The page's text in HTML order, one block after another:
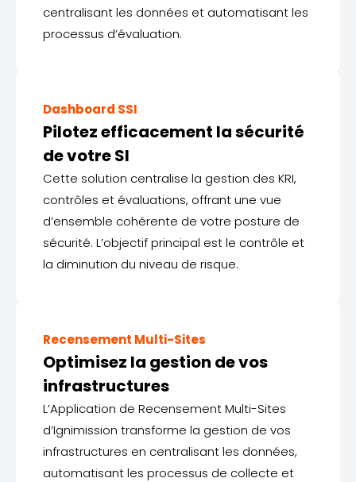
centralisant les données et automatisant les
processus d’évaluation.
Dashboard SSI
Pilotez efficacement la sécurité
de votre SI
Cette solution centralise la gestion des KRI,
contrôles et évaluations, offrant une vue
d’ensemble cohérente de votre posture de
sécurité. L’objectif principal est le contrôle et
la diminution du niveau de risque.
Recensement Multi-Sites
Optimisez la gestion de vos
infrastructures
L’Application de Recensement Multi-Sites
d’Ignimission transforme la gestion de vos
infrastructures en centralisant les données,
automatisant les processus de collecte et